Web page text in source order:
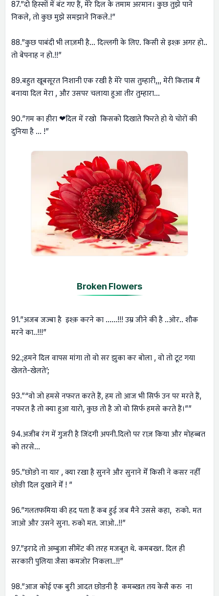
87.”दो हिस्सों में बंट गए हैं, मेरे दिल के तमाम अरमान। कुछ तुझे पाने
निकले, तो कुछ मुझे समझाने निकले.!”
88.”कुछ पाबंदी भी लाज़मी है… दिल्लगी के लिए. किसी से इश्क़ अगर हो..
तो बेपनाह न हो.!!”
89.बहुत खूबसूरत निशानी एक रखी है मेरे पास तुम्हारी,,, मेरी किताब मैं
बनाया दिल मेरा , और उसपर चलाया हुआ तीर तुम्हारा…
90.”ग़म का हीरा ❤दिल में रखो किसको दिखाते फिरते हो ये चोरों की
दुनिया है … !”
Broken Flowers
91.”अजब जज्बा है इश्क़ करने का ……!!! उम्र जीने की है ..ओर.. शौक
मरने का..!!!”
92.;हमने दिल वापस मांगा तो वो सर झुका कर बोला , वो तो टूट गया
खेलते-खेलते’;
93.”“वो जो हमसे नफरत करते हैं, हम तो आज भी सिर्फ उन पर मरते हैं,
नफरत है तो क्या हुआ यारो, कुछ तो है जो वो सिर्फ हमसे करते हैं।””
94.अजीब रंग में गुजरी है जिंदगी अपनी.दिलो पर राज़ किया और मोहब्बत
को तरसे…
95.”छोङो ना यार , क्या रखा है सुनने और सुनाने मेँ किसी ने कसर नहीँ
छोङी दिल दुखाने मेँ ! ”
96.”गलतफमिया की हद पता हैं कब हुई जब मैने उससे कहा, रुको. मत
जाओ और उसने सुना. रुको मत. जाओ..!!”
97.”इरादे तो अम्बुजा सीमेंट की तरह मजबूत थे. कमबख्त. दिल ही
सरकारी पुलिया जैसा कमजोर निकला..!!”
98.”आज कोई एक बुरी आदत छोडनी है कमब्खत तय केसै करु ना